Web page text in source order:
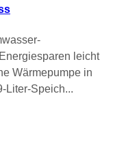
leicht
Wärmepumpe in
Liter-Speich...